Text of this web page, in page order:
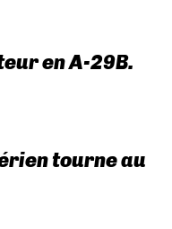
en A-29B.
tourne au